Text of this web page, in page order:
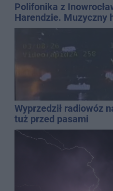
Polifonika z
Harendzie. Muzyczny
Kasprowicza
Wyprzedził radiowóz
tuż przed pasami